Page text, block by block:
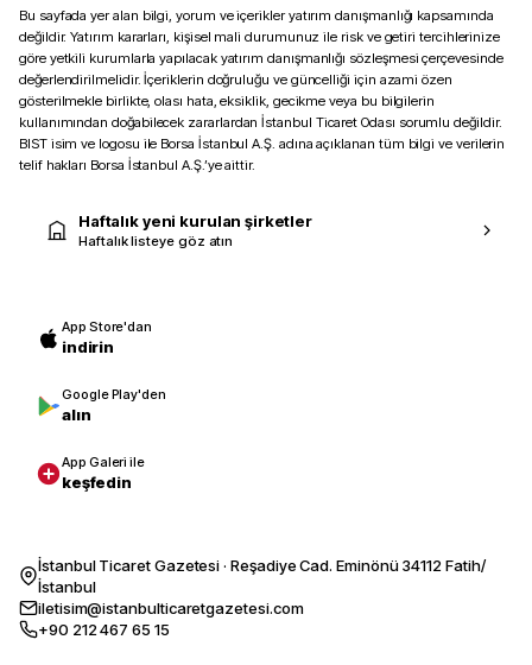
Bu sayfada yer alan bilgi, yorum ve içerikler yatırım danışmanlığı kapsamında
değildir. Yatırım kararları, kişisel mali durumunuz ile risk ve getiri tercihlerinize
göre yetkili kurumlarla yapılacak yatırım danışmanlığı sözleşmesi çerçevesinde
değerlendirilmelidir. İçeriklerin doğruluğu ve güncelliği için azami özen
gösterilmekle birlikte, olası hata, eksiklik, gecikme veya bu bilgilerin
kullanımından doğabilecek zararlardan İstanbul Ticaret Odası sorumlu değildir.
BIST isim ve logosu ile Borsa İstanbul A.Ş. adına açıklanan tüm bilgi ve verilerin
telif hakları Borsa İstanbul A.Ş.’ye aittir.
Haftalık yeni kurulan şirketler
Haftalık listeye göz atın
App Store'dan
indirin
Google Play'den
alın
App Galeri ile
keşfedin
İstanbul Ticaret Gazetesi · Reşadiye Cad. Eminönü 34112 Fatih/
İstanbul
iletisim@istanbulticaretgazetesi.com
+90 212 467 65 15